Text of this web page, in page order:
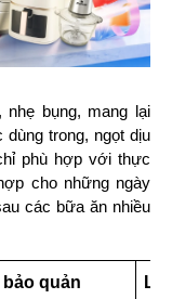
bụng, mang lại
trong, ngọt dịu
phù hợp với thực
cho những ngày
các bữa ăn nhiều
quản